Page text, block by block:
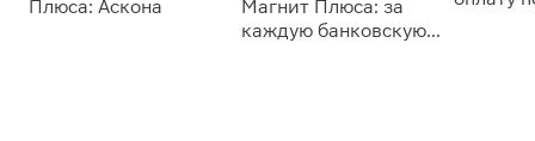
Плюса: Аскона
Магнит Плюса: за
каждую банковскую